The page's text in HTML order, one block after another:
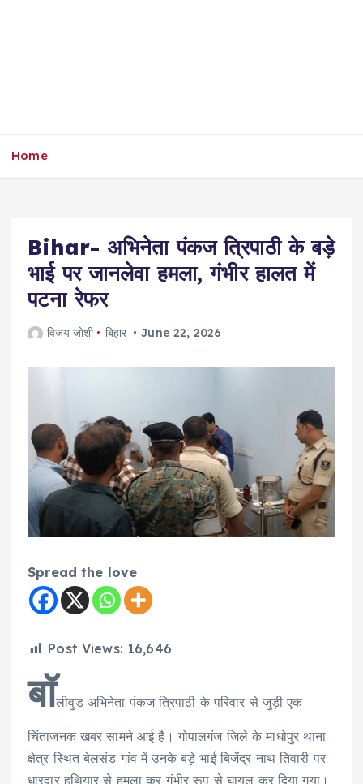
Home
Bihar- अभिनेता पंकज त्रिपाठी के बड़े
भाई पर जानलेवा हमला, गंभीर हालत में
पटना रेफर
विजय जोशी बिहार June 22, 2026
Spread the love
Post Views: 16,646
बॉलीवुड अभिनेता पंकज त्रिपाठी के परिवार से जुड़ी एक
चिंताजनक खबर सामने आई है। गोपालगंज जिले के माधोपुर थाना
क्षेत्र स्थित बेलसंड गांव में उनके बड़े भाई बिजेंद्र नाथ तिवारी पर
धारदार हथियार से हमला कर गंभीर रूप से घायल कर दिया गया।